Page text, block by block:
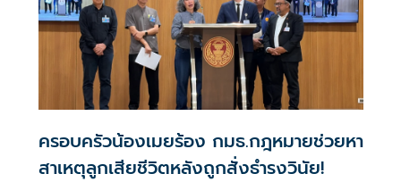
ครอบครัวน้องเมยร้อง กมธ.กฎหมายช่วยหา
สาเหตุลูกเสียชีวิตหลังถูกสั่งธำรงวินัย!